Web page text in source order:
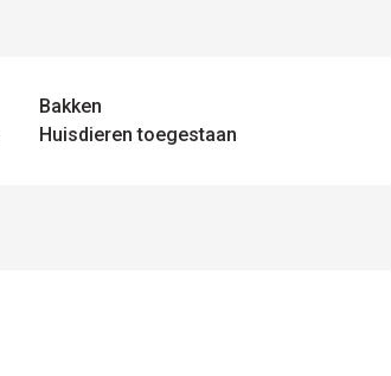
Bakken
Huisdieren toegestaan